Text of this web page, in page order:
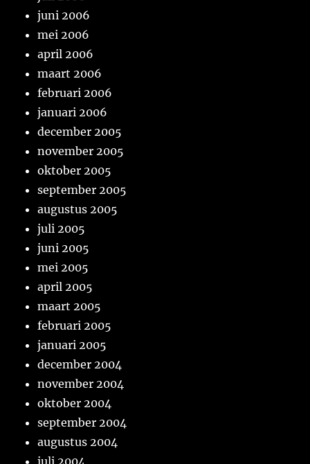
juni 2006
mei 2006
april 2006
maart 2006
februari 2006
januari 2006
december 2005
november 2005
oktober 2005
september 2005
augustus 2005
juli 2005
juni 2005
mei 2005
april 2005
maart 2005
februari 2005
januari 2005
december 2004
november 2004
oktober 2004
september 2004
augustus 2004